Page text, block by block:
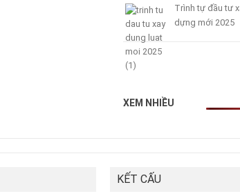
Trình tự đầu tư
dựng mới 2025
XEM NHIỀU
KẾT CẤU